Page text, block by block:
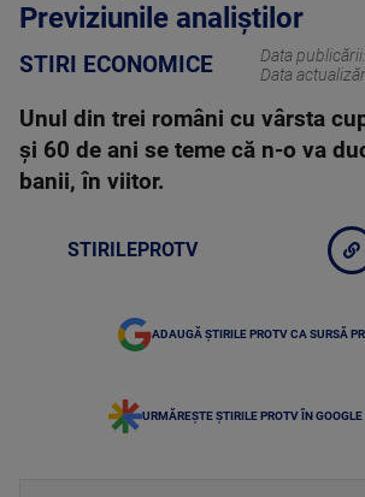
Previziunile analiștilor
STIRI ECONOMICE Data publicării:
Data
Unul din trei români cu vârsta
şi 60 de ani se teme că n-o va
banii, în viitor.
STIRILEPROTV
ADAUGĂ ȘTIRILE PROTV CA SURSĂ
URMĂREȘTE ȘTIRILE PROTV ÎN